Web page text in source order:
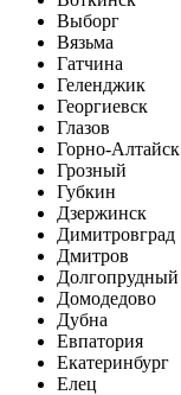
Выборг
Вязьма
Гатчина
Геленджик
Георгиевск
Глазов
Горно-Алтайск
Грозный
Губкин
Дзержинск
Димитровград
Дмитров
Долгопрудный
Домодедово
Дубна
Евпатория
Екатеринбург
Елец